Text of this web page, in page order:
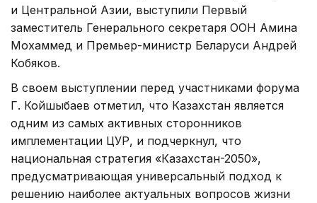
и Центральной Азии, выступили Первый
заместитель Генерального секретаря ООН Амина
Мохаммед и Премьер-министр Беларуси Андрей
Кобяков.
В своем выступлении перед участниками форума
Г. Койшыбаев отметил, что Казахстан является
одним из самых активных сторонников
имплементации ЦУР, и подчеркнул, что
национальная стратегия «Казахстан-2050»,
предусматривающая универсальный подход к
решению наиболее актуальных вопросов жизни